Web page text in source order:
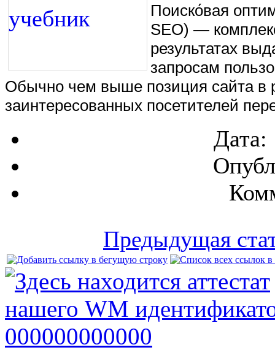
Поиско́вая
SEO) —
результатах
запросам
Обычно чем выше позиция сайта в
заинтересованных посетителей
Дата:
Предыдущая